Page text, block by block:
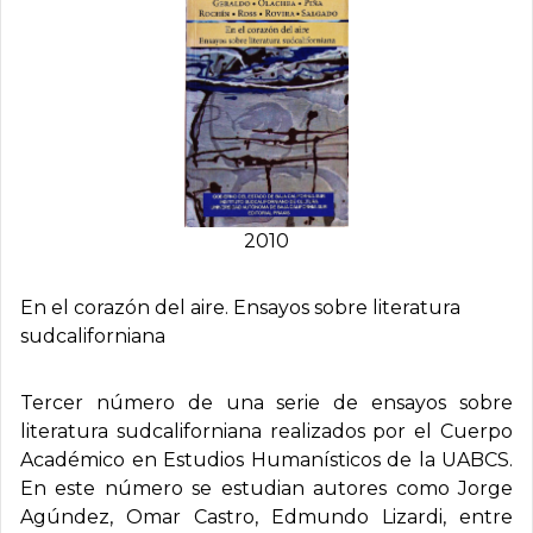
2010
En el corazón del aire. Ensayos sobre literatura
sudcaliforniana
Tercer número de una serie de ensayos sobre
literatura sudcaliforniana realizados por el Cuerpo
Académico en Estudios Humanísticos de la UABCS.
En este número se estudian autores como Jorge
Agúndez, Omar Castro, Edmundo Lizardi, entre